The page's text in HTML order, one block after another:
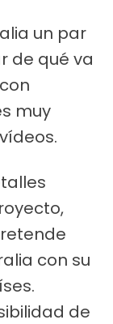
un par
de qué va
muy
con su
de